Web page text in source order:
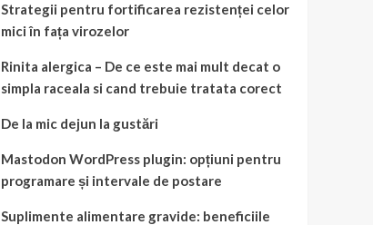
Strategii pentru fortificarea rezistenței celor
mici în fața virozelor
Rinita alergica – De ce este mai mult decat o
simpla raceala si cand trebuie tratata corect
De la mic dejun la gustări
Mastodon WordPress plugin: opțiuni pentru
programare și intervale de postare
Suplimente alimentare gravide: beneficiile